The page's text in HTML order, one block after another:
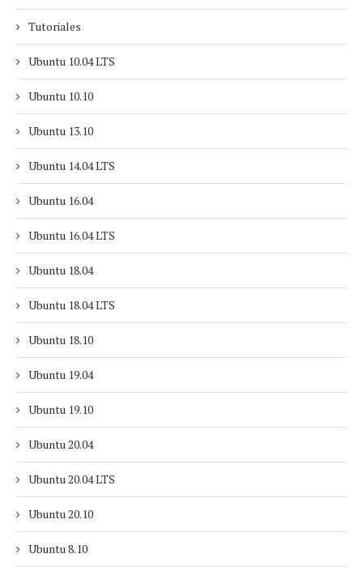
Tutoriales
Ubuntu 10.04 LTS
Ubuntu 10.10
Ubuntu 13.10
Ubuntu 14.04 LTS
Ubuntu 16.04
Ubuntu 16.04 LTS
Ubuntu 18.04
Ubuntu 18.04 LTS
Ubuntu 18.10
Ubuntu 19.04
Ubuntu 19.10
Ubuntu 20.04
Ubuntu 20.04 LTS
Ubuntu 20.10
Ubuntu 8.10